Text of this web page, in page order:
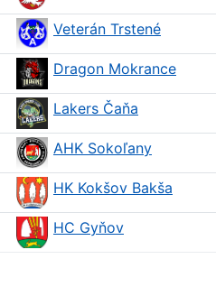
Veterán Trstené
Dragon Mokrance
Lakers Čaňa
AHK Sokoľany
HK Kokšov Bakša
HC Gyňov